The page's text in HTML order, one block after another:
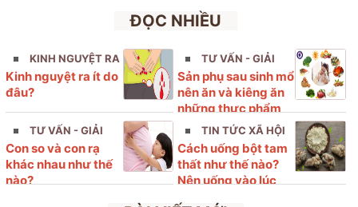
khám, chữa bệnh dịch vụ kỹ thuật cao- Bệnh viện Phụ
sản Hải Phòng” với nội dung cụ thể như sau
ĐỌC NHIỀU
KINH NGUYỆT RA
ÍT
Kinh nguyệt ra ít do
đâu?
TƯ VẤN - GIẢI
ĐÁP
Sản phụ sau sinh mổ
nên ăn và kiêng ăn
những thực phẩm
nào?
TƯ VẤN - GIẢI
ĐÁP
Con so và con rạ
khác nhau như thế
nào?
TIN TỨC XÃ HỘI
Cách uống bột tam
thất như thế nào?
Nên uống vào lúc